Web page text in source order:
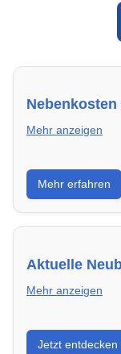
Mehr anzeigen
Erfahre, welche
wie du deine
kannst.
Mehr erfahren
Aktuelle
Mehr anzeigen
Entdecke
energieeffizient
Jetzt entdecken